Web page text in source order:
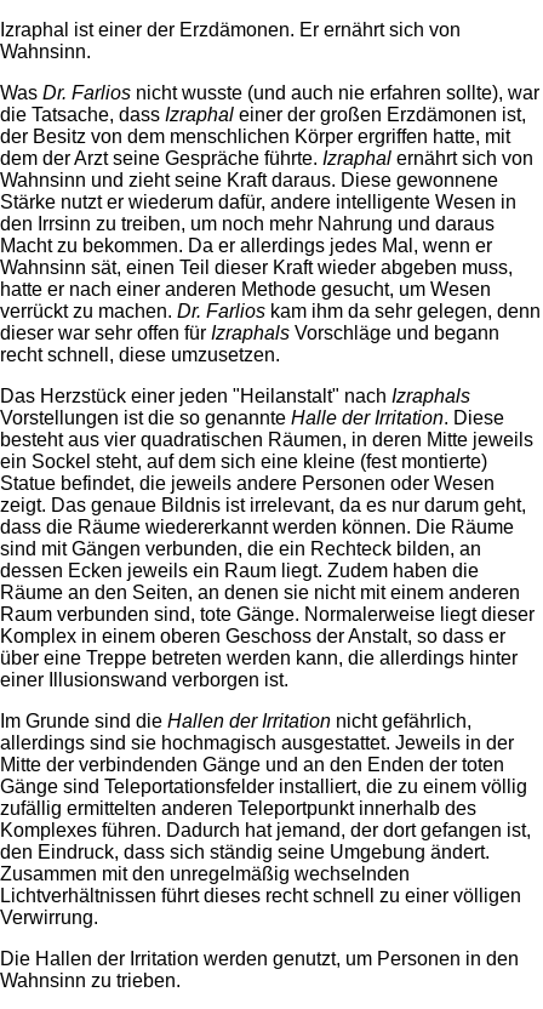
Izraphal ist einer der Erzdämonen. Er ernährt sich von
Wahnsinn.
Was Dr. Farlios nicht wusste (und auch nie erfahren sollte), war
die Tatsache, dass Izraphal einer der großen Erzdämonen ist,
der Besitz von dem menschlichen Körper ergriffen hatte, mit
dem der Arzt seine Gespräche führte. Izraphal ernährt sich von
Wahnsinn und zieht seine Kraft daraus. Diese gewonnene
Stärke nutzt er wiederum dafür, andere intelligente Wesen in
den Irrsinn zu treiben, um noch mehr Nahrung und daraus
Macht zu bekommen. Da er allerdings jedes Mal, wenn er
Wahnsinn sät, einen Teil dieser Kraft wieder abgeben muss,
hatte er nach einer anderen Methode gesucht, um Wesen
verrückt zu machen. Dr. Farlios kam ihm da sehr gelegen, denn
dieser war sehr offen für Izraphals Vorschläge und begann
recht schnell, diese umzusetzen.
Das Herzstück einer jeden "Heilanstalt" nach Izraphals
Vorstellungen ist die so genannte Halle der Irritation. Diese
besteht aus vier quadratischen Räumen, in deren Mitte jeweils
ein Sockel steht, auf dem sich eine kleine (fest montierte)
Statue befindet, die jeweils andere Personen oder Wesen
zeigt. Das genaue Bildnis ist irrelevant, da es nur darum geht,
dass die Räume wiedererkannt werden können. Die Räume
sind mit Gängen verbunden, die ein Rechteck bilden, an
dessen Ecken jeweils ein Raum liegt. Zudem haben die
Räume an den Seiten, an denen sie nicht mit einem anderen
Raum verbunden sind, tote Gänge. Normalerweise liegt dieser
Komplex in einem oberen Geschoss der Anstalt, so dass er
über eine Treppe betreten werden kann, die allerdings hinter
einer Illusionswand verborgen ist.
Im Grunde sind die Hallen der Irritation nicht gefährlich,
allerdings sind sie hochmagisch ausgestattet. Jeweils in der
Mitte der verbindenden Gänge und an den Enden der toten
Gänge sind Teleportationsfelder installiert, die zu einem völlig
zufällig ermittelten anderen Teleportpunkt innerhalb des
Komplexes führen. Dadurch hat jemand, der dort gefangen ist,
den Eindruck, dass sich ständig seine Umgebung ändert.
Zusammen mit den unregelmäßig wechselnden
Lichtverhältnissen führt dieses recht schnell zu einer völligen
Verwirrung.
Die Hallen der Irritation werden genutzt, um Personen in den
Wahnsinn zu trieben.